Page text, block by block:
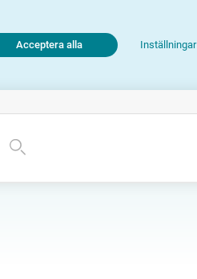
Inställningar
Acceptera alla